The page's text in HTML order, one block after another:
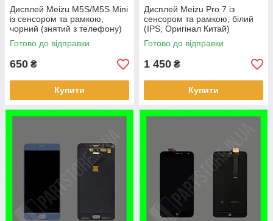
Дисплей Meizu M5S/M5S Mini
із сенсором та рамкою,
чорний (знятий з телефону)
Готово до відправки
650 ₴
Купити
Дисплей Meizu Pro 7 із
сенсором та рамкою, білий
(IPS, Оригінал Китай)
Готово до відправки
1 450 ₴
Купити